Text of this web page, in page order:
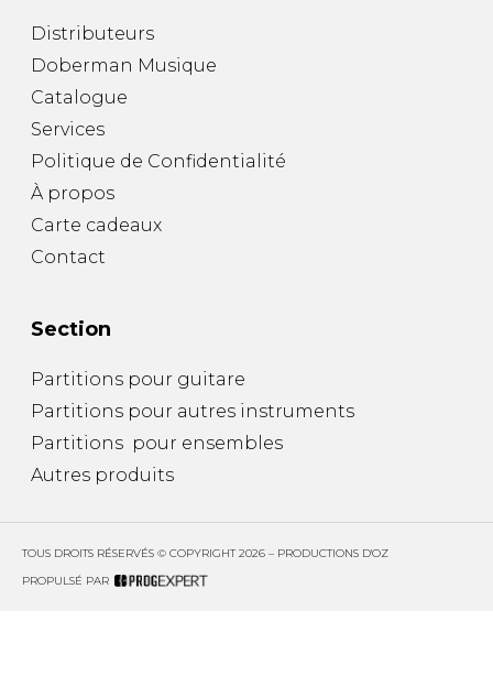
Distributeurs
Doberman Musique
Catalogue
Services
Politique de Confidentialité
À propos
Carte cadeaux
Contact
Section
Partitions pour guitare
Partitions pour autres instruments
Partitions pour ensembles
Autres produits
TOUS DROITS RÉSERVÉS © COPYRIGHT 2026 – PRODUCTIONS D'OZ
PROPULSÉ PAR